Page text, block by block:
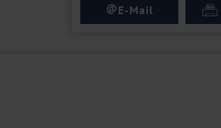
@E-Mail